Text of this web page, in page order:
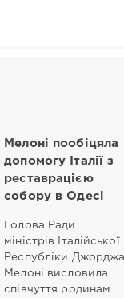
Мелоні пообіцяла
допомогу Італії з
реставрацією
собору в Одесі
Голова Ради
міністрів Італійської
Республіки
Мелоні висловила
співчуття родинам